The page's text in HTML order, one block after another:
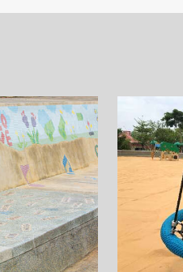
皮革的協合│
某年某月的某一天，湊在
心靜下來，就能體味，
客！”這句話充滿了金門
還有著獨特的風獅爺文化
風景，還是品味當地美
讓我們一起探索金門的美